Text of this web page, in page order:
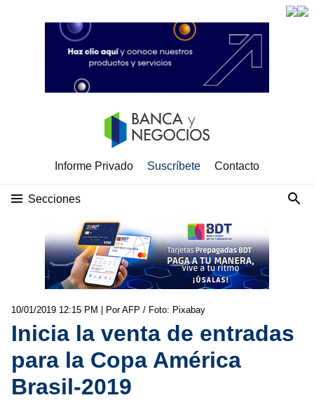
Informe Privado Suscríbete Contacto
Secciones
10/01/2019 12:15 PM | Por AFP / Foto: Pixabay
Inicia la venta de entradas
para la Copa América
Brasil-2019